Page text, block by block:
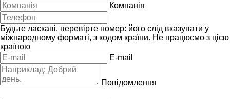
Компанія
Будьте ласкаві, перевірте номер: його слід вказувати у
міжнародному форматі, з кодом країни. Не працюємо з цією
країною
E-mail
Повідомлення